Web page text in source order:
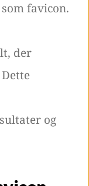
favicon.
der
og